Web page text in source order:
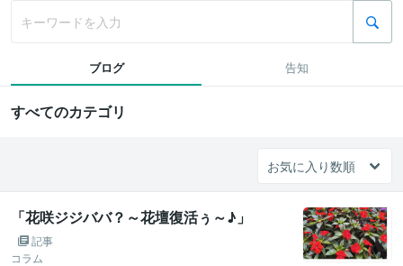
ブログ 告知
すべてのカテゴリ
「花咲ジジババ？～花壇復活ぅ～♪」
記事
コラム